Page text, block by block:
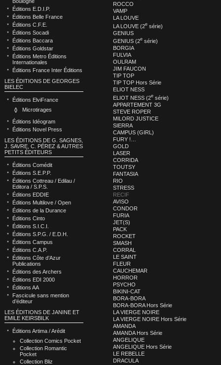
Éditions E.D.I.P.
Éditions Belle France
Éditions C.F.E.
Éditions Socadi
Éditions Baccara
Éditions Goldstar
Éditions Metro Éditions
Internationales
Éditions France Inter Éditions
LES ÉDITIONS DE GEORGES
BIELEC
Éditions ElviFrance
Microtirages
Éditions Idéogram
Éditions Novel Press
LES ÉDITIONS DE G. SAGNES,
J. SAVRE, C. PÉREZ & AUTRES
PETITS ÉDITEURS
Éditions Comédit
Éditions S.E.P.P.
Éditions Cottreau / Edilau /
Editora / S.P.S.
Éditions EDDIE
Éditions Multilove / Open
Éditions de la Durance
Éditions Cinto
Éditions S.I.C.I.
Éditions S.P.G. / E.D.H.
Éditions Campus
Éditions C.A.P.
Éditions Côte d’Azur
Publications
Éditions des Archers
Éditions EDI 2000
Éditions AA
Fascicule sans mention
d’éditeur
LES ÉDITIONS DE JANINE ET
EMILE KEIRSBILK
Éditions Artima / Arédit
Collection Comics Pocket
Collection Romantic
Pocket
Collection Bliz
ROCCO
VAMP
LA LOUVE
LA LOUVE (2esérie)
GENIUS
GENIUS (2esérie)
BORGIA
FULVIA
OULRAM
JIM FAUCON
TIP TOP
TIP TOP Hors Série
ELIOT NESS
ELIOT NESS (2esérie)
APPARTEMENT 3G
STEVE ROPER
MILORD JUSTICE
SIERRA
CAMPUS (GIRL)
FURY !…
GOLD
LASER
CORRIDA
TOUTSY
FANTASIA
RIO
STRESS
RECIF
AVISO
CONDOR
FURIA
JET(S)
PACK
ROCKET
SMASH
CORRAL
LE SAINT
FLEUR
CAUCHEMAR
HORROR
PSYCHO
BIKINI-CAT
BORA-BORA
BORA-BORA Hors Série
LA VIERGE NOIRE
LA VIERGE NOIRE Hors Série
AMANDA
AMANDA Hors Série
ANGELIQUE
ANGELIQUE Hors Série
LE REBELLE
DRACULA